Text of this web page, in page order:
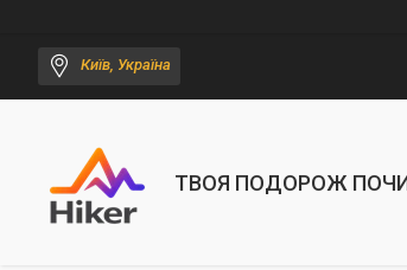
Київ, Україна
ТВОЯ ПОДОРОЖ